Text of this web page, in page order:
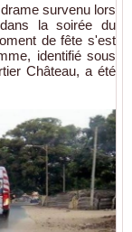
survenu lors
la soirée du
de fête s'est
identifié sous
Château, a été